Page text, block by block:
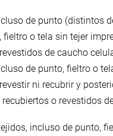
de punto (distintos
fieltro o tela sin tejer
de caucho
de punto, fieltro o
ni recubrir y
o revestidos
incluso de punto,